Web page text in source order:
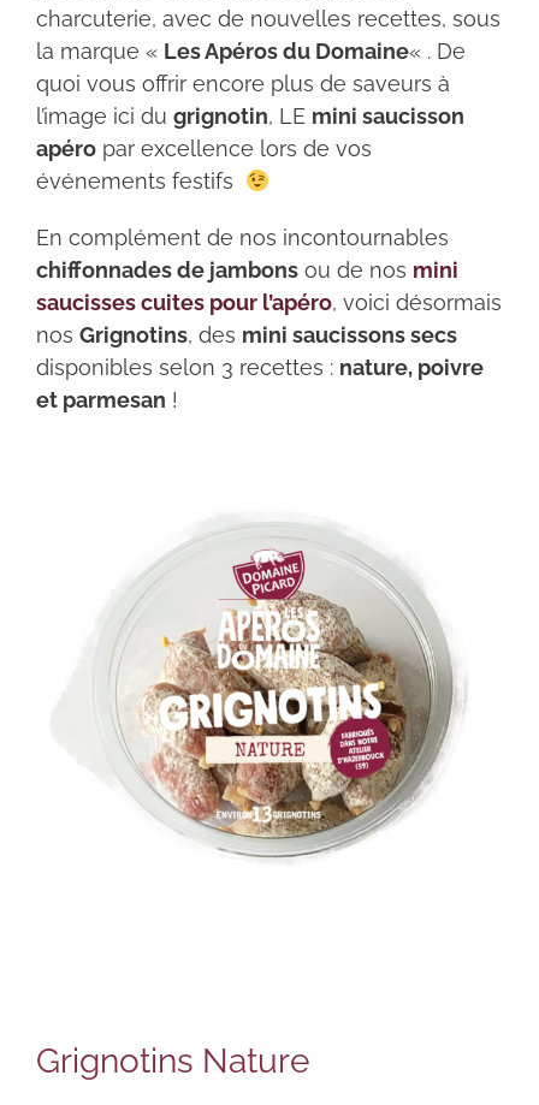
charcuterie, avec de nouvelles recettes, sous
la marque « Les Apéros du Domaine« . De
quoi vous offrir encore plus de saveurs à
l’image ici du grignotin, LE mini saucisson
apéro par excellence lors de vos
événements festifs
En complément de nos incontournables
chiffonnades de jambons ou de nos mini
saucisses cuites pour l’apéro, voici désormais
nos Grignotins, des mini saucissons secs
disponibles selon 3 recettes : nature, poivre
et parmesan !
Grignotins Nature